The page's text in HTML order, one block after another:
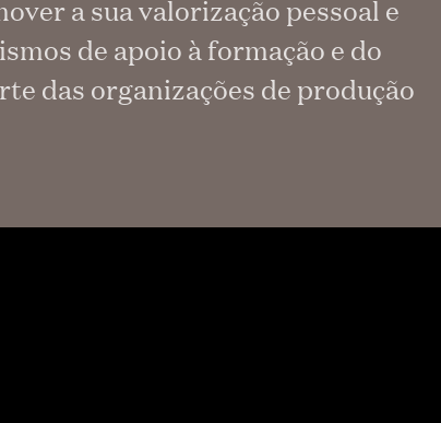
a sua valorização pessoal e
de apoio à formação e do
das organizações de produção